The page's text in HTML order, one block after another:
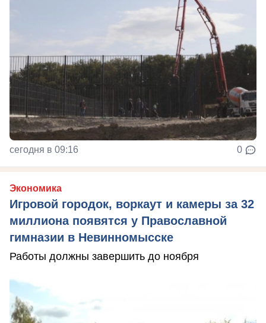
сегодня в 09:16 0
Экономика
Игровой городок, воркаут и камеры за 32
миллиона появятся у Православной
гимназии в Невинномысске
Работы должны завершить до ноября